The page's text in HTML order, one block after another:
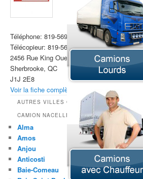
Téléphone: 819-569-9548
Télécopieur: 819-569-6644
2456 Rue King Ouest,
Sherbrooke, QC
J1J 2E8
Voir la fiche complète »
AUTRES VILLES OFFRANT LA LOCATION DE
CAMION NACELLE
Alma
Amos
Anjou
Anticosti
Baie-Comeau